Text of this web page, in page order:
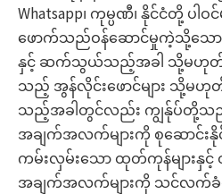
Whatsapp၊ ကုမ္ပဏီ၊ နိုင်ငံတို့ ပါ
ဖောက်သည်ဝန်ဆောင်မှုကဲ့သို့သေ
နှင့် ဆက်သွယ်သည့်အခါ သို့မဟုတ်
သည့် အွန်လိုင်းဖောင်များ သို့မဟု
သည့်အခါတွင်လည်း ကျွန်ုပ်တို့
အချက်အလက်များကို စုဆောင်း
ကမ်းလှမ်းသော ထုတ်ကုန်များနှင့်
အချက်အလက်များကို သင်လက်